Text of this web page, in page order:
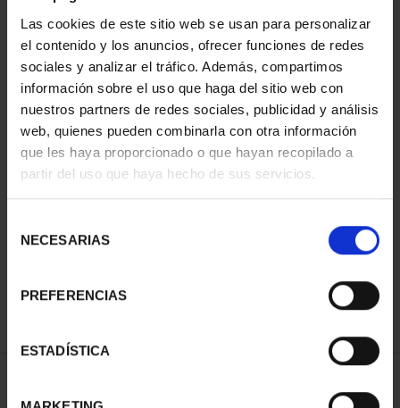
Las cookies de este sitio web se usan para personalizar
el contenido y los anuncios, ofrecer funciones de redes
sociales y analizar el tráfico. Además, compartimos
información sobre el uso que haga del sitio web con
nuestros partners de redes sociales, publicidad y análisis
web, quienes pueden combinarla con otra información
que les haya proporcionado o que hayan recopilado a
partir del uso que haya hecho de sus servicios.
NECESARIAS
PREFERENCIAS
ESTADÍSTICA
PATRIMONIO
NACIONAL II - PALACIO
73,00 €
CIUDADES PATRIMONIO
- ALCALÁ DE HENARES